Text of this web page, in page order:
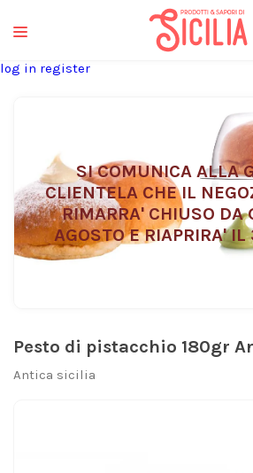
liquori tipici
log in register
SI COMUNICA ALLA
CLIENTELA CHE IL
RIMARRA' CHIUSO DA
AGOSTO E RIAPRIRA' IL
Pesto di pistacchio 180gr
Antica sicilia